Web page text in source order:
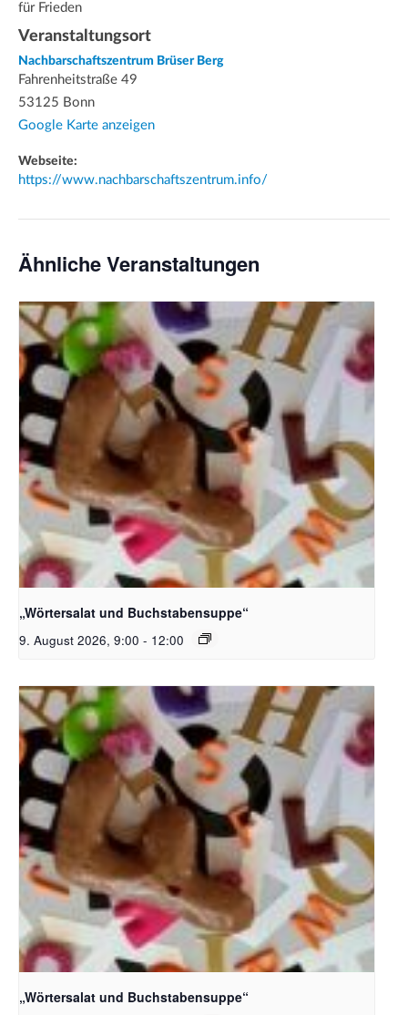
für Frieden
Veranstaltungsort
Nachbarschaftszentrum Brüser Berg
Fahrenheitstraße 49
53125 Bonn
Google Karte anzeigen
Webseite:
https://www.nachbarschaftszentrum.info/
Ähnliche Veranstaltungen
Bildquelle_ Pixabay Free_Christoph Meinersmann
„Wörtersalat und Buchstabensuppe“
9. August 2026, 9:00 - 12:00
Bildquelle_ Pixabay Free_Christoph Meinersmann
„Wörtersalat und Buchstabensuppe“